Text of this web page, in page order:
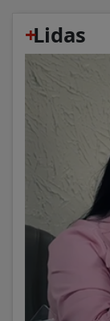
+
Lidas